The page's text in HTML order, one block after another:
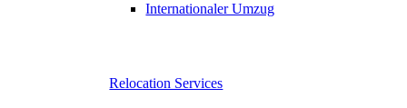
Internationaler Umzug
Relocation Services